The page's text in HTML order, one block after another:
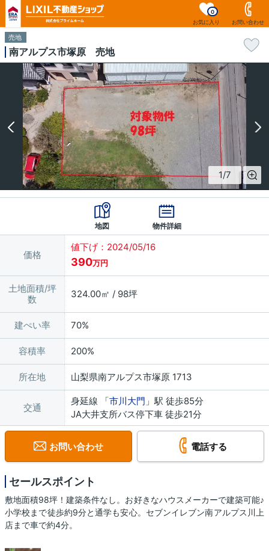
お気に入り
0
お問い合わせ
売地
南アルプス市塚原 売地
1/7
地図 物件詳細
価格
値下げ：2024/05/16
390万円
土地面積/坪
数
324.00㎡ / 98坪
建ぺい率 70%
容積率 200%
所在地 山梨県南アルプス市塚原 1713
交通
身延線 「市川大門 」駅 徒歩85分
JA大井支所バス停下車 徒歩21分
お問い合わせ 電話する
セールスポイント
敷地面積98坪！建築条件なし。お好きなハウスメーカーで建築可能♪
小学校まで徒歩約9分と通学も安心。セブンイレブン南アルプス川上
店まで車で約4分。